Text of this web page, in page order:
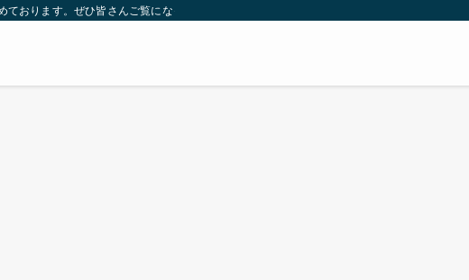
おります。ぜひ皆さんご覧になっていってください。